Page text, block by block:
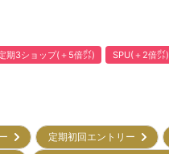
期3ショップ(＋5倍㌽) SPU(＋2倍㌽)
ー 定期初回エントリー